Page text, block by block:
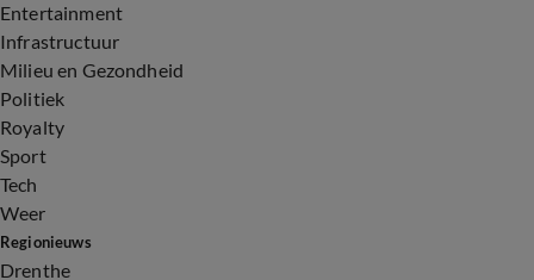
Entertainment
Infrastructuur
Milieu en Gezondheid
Politiek
Royalty
Sport
Tech
Weer
Regionieuws
Drenthe